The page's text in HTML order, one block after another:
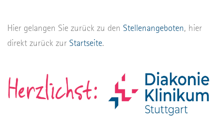
Hier gelangen Sie zurück zu den Stellenangeboten , hier
direkt zurück zur Startseite